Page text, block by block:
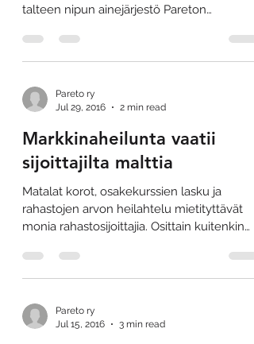
talteen nipun ainejärjestö Pareton
Pareto ry
Jul 29, 2016
2 min read
Markkinaheilunta vaatii
sijoittajilta malttia
Matalat korot, osakekurssien lasku ja
rahastojen arvon heilahtelu mietityttävät
monia rahastosijoittajia. Osittain kuitenkin
Pareto ry
Jul 15, 2016
3 min read